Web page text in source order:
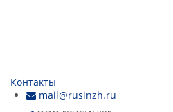
Контакты
mail@rusinzh.ru